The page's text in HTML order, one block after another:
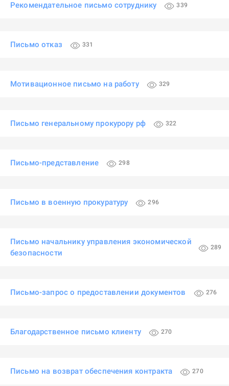
Рекомендательное письмо сотруднику 339
Письмо отказ 331
Мотивационное письмо на работу 329
Письмо генеральному прокурору рф 322
Письмо-представление 298
Письмо в военную прокуратуру 296
Письмо начальнику управления экономической
безопасности
289
Письмо-запрос о предоставлении документов 276
Благодарственное письмо клиенту 270
Письмо на возврат обеспечения контракта 270